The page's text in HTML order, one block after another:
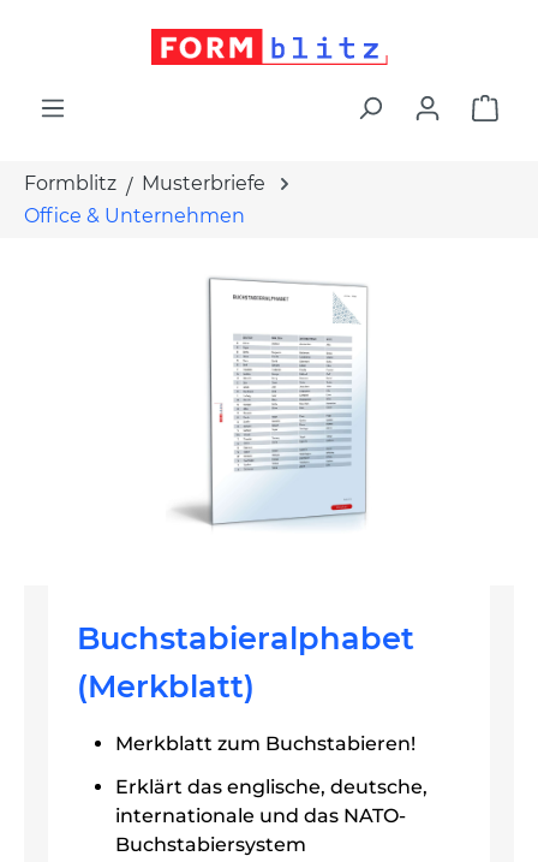
Formblitz
Musterbriefe
Office & Unternehmen
Buchstabieralphabet
(Merkblatt)
Merkblatt zum Buchstabieren!
Erklärt das englische, deutsche,
internationale und das NATO-
Buchstabiersystem